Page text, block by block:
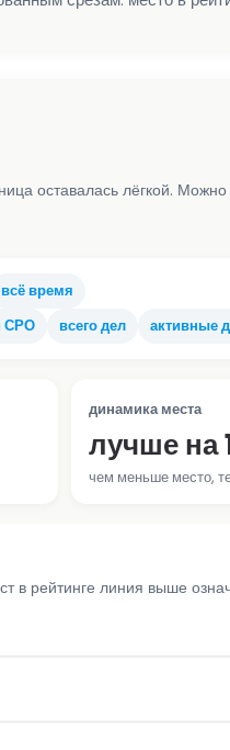
оставалась лёгкой.
всё время
СРО всего дел активные
динамика места
лучше на
чем меньше место,
в рейтинге линия выше